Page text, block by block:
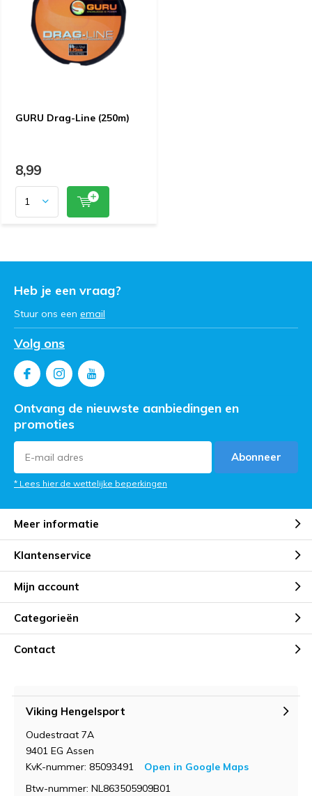
GURU Drag-Line (250m)
8,99
Heb je een vraag?
Stuur ons een email
Volg ons
Ontvang de nieuwste aanbiedingen en
promoties
Abonneer
* Lees hier de wettelijke beperkingen
Meer informatie
Klantenservice
Mijn account
Categorieën
Contact
Viking Hengelsport
Oudestraat 7A
9401 EG Assen
KvK-nummer: 85093491
Open in Google Maps
Btw-nummer: NL863505909B01